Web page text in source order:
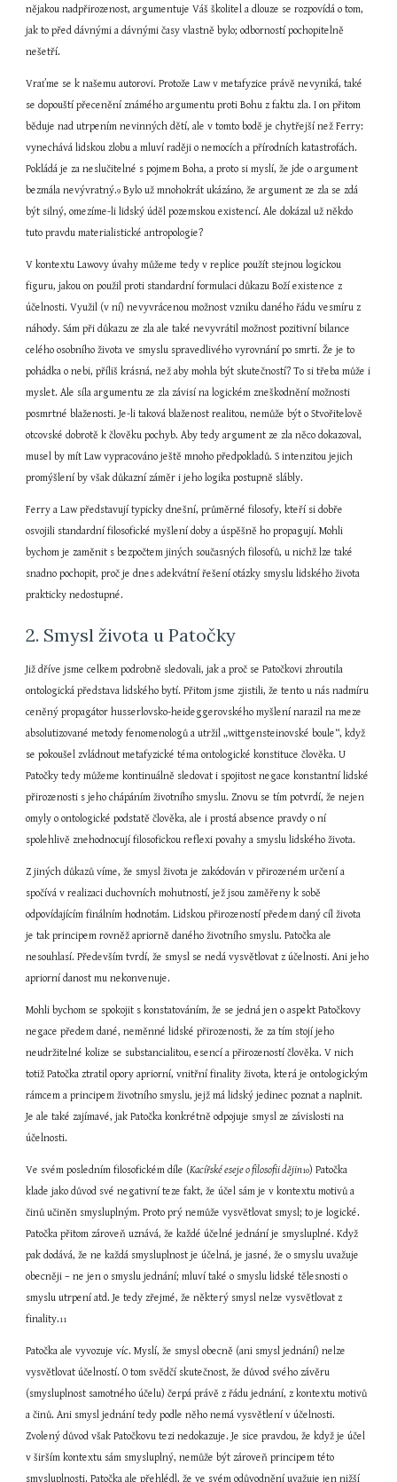
nějakou nadpřirozenost, argumentuje Váš školitel a dlouze se rozpovídá o tom,
jak to před dávnými a dávnými časy vlastně bylo; odborností pochopitelně
nešetří.
Vraťme se k našemu autorovi. Protože Law v metafyzice právě nevyniká, také
se dopouští přecenění známého argumentu proti Bohu z faktu zla. I on přitom
běduje nad utrpením nevinných dětí, ale v tomto bodě je chytřejší než Ferry:
vynechává lidskou zlobu a mluví raději o nemocích a přírodních katastrofách.
Pokládá je za neslučitelné s pojmem Boha, a proto si myslí, že jde o argument
bezmála nevývratný.9 Bylo už mnohokrát ukázáno, že argument ze zla se zdá
být silný, omezíme-li lidský úděl pozemskou existencí. Ale dokázal už někdo
tuto pravdu materialistické antropologie?
V kontextu Lawovy úvahy můžeme tedy v replice použít stejnou logickou
figuru, jakou on použil proti standardní formulaci důkazu Boží existence z
účelnosti. Využil (v ní) nevyvrácenou možnost vzniku daného řádu vesmíru z
náhody. Sám při důkazu ze zla ale také nevyvrátil možnost pozitivní bilance
celého osobního života ve smyslu spravedlivého vyrovnání po smrti. Že je to
pohádka o nebi, příliš krásná, než aby mohla být skutečností? To si třeba může i
myslet. Ale síla argumentu ze zla závisí na logickém zneškodnění možnosti
posmrtné blaženosti. Je-li taková blaženost realitou, nemůže být o Stvořitelově
otcovské dobrotě k člověku pochyb. Aby tedy argument ze zla něco dokazoval,
musel by mít Law vypracováno ještě mnoho předpokladů. S intenzitou jejich
promýšlení by však důkazní záměr i jeho logika postupně slábly.
Ferry a Law představují typicky dnešní, průměrné filosofy, kteří si dobře
osvojili standardní filosofické myšlení doby a úspěšně ho propagují. Mohli
bychom je zaměnit s bezpočtem jiných současných filosofů, u nichž lze také
snadno pochopit, proč je dnes adekvátní řešení otázky smyslu lidského života
prakticky nedostupné.
2. Smysl života u Patočky
Již dříve jsme celkem podrobně sledovali, jak a proč se Patočkovi zhroutila
ontologická představa lidského bytí. Přitom jsme zjistili, že tento u nás nadmíru
ceněný propagátor husserlovsko-heideggerovského myšlení narazil na meze
absolutizované metody fenomenologů a utržil „wittgensteinovské boule“, když
se pokoušel zvládnout metafyzické téma ontologické konstituce člověka. U
Patočky tedy můžeme kontinuálně sledovat i spojitost negace konstantní lidské
přirozenosti s jeho chápáním životního smyslu. Znovu se tím potvrdí, že nejen
omyly o ontologické podstatě člověka, ale i prostá absence pravdy o ní
spolehlivě znehodnocují filosofickou reflexi povahy a smyslu lidského života.
Z jiných důkazů víme, že smysl života je zakódován v přirozeném určení a
spočívá v realizaci duchovních mohutností, jež jsou zaměřeny k sobě
odpovídajícím finálním hodnotám. Lidskou přirozeností předem daný cíl života
je tak principem rovněž apriorně daného životního smyslu. Patočka ale
nesouhlasí. Především tvrdí, že smysl se nedá vysvětlovat z účelnosti. Ani jeho
apriorní danost mu nekonvenuje.
Mohli bychom se spokojit s konstatováním, že se jedná jen o aspekt Patočkovy
negace předem dané, neměnné lidské přirozenosti, že za tím stojí jeho
neudržitelné kolize se substancialitou, esencí a přirozeností člověka. V nich
totiž Patočka ztratil opory apriorní, vnitřní finality života, která je ontologickým
rámcem a principem životního smyslu, jejž má lidský jedinec poznat a naplnit.
Je ale také zajímavé, jak Patočka konkrétně odpojuje smysl ze závislosti na
účelnosti.
Ve svém posledním filosofickém díle (Kacířské eseje o filosofii dějin10) Patočka
klade jako důvod své negativní teze fakt, že účel sám je v kontextu motivů a
činů učiněn smysluplným. Proto prý nemůže vysvětlovat smysl; to je logické.
Patočka přitom zároveň uznává, že každé účelné jednání je smysluplné. Když
pak dodává, že ne každá smysluplnost je účelná, je jasné, že o smyslu uvažuje
obecněji – ne jen o smyslu jednání; mluví také o smyslu lidské tělesnosti o
smyslu utrpení atd. Je tedy zřejmé, že některý smysl nelze vysvětlovat z
finality.11
Patočka ale vyvozuje víc. Myslí, že smysl obecně (ani smysl jednání) nelze
vysvětlovat účelností. O tom svědčí skutečnost, že důvod svého závěru
(smysluplnost samotného účelu) čerpá právě z řádu jednání, z kontextu motivů
a činů. Ani smysl jednání tedy podle něho nemá vysvětlení v účelnosti.
Zvolený důvod však Patočkovu tezi nedokazuje. Je sice pravdou, že když je účel
v širším kontextu sám smysluplný, nemůže být zároveň principem této
smysluplnosti. Patočka ale přehlédl, že ve svém odůvodnění uvažuje jen nižší